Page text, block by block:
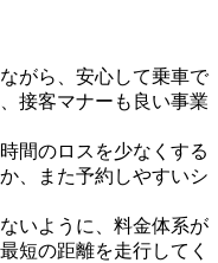
がら、安心して乗車で
接客マナーも良い事業
間のロスを少なくする
、また予約しやすいシ
いように、料金体系が
短の距離を走行してく